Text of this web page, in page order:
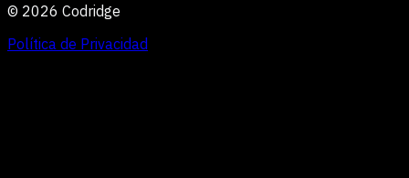
© 2026 Codridge
Política de Privacidad